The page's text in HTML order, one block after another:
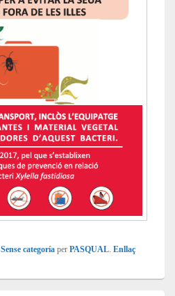
Sense categoría per PASQUAL. Enllaç